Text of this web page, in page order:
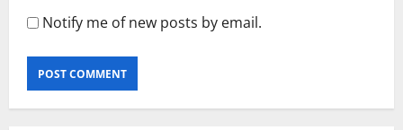
Notify me of new posts by email.